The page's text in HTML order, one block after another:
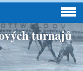
turnajů